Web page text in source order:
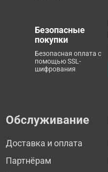
Безопасные
покупки
Безопасная оплата с
помощью SSL-
шифрования
Обслуживание
Доставка и оплата
Партнёрам